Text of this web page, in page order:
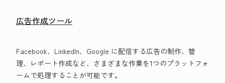
広告作成ツール
Facebook、LinkedIn、Google に配信する広告の制作、管
理、レポート作成など、さまざまな作業を1つのプラットフォ
ームで処理することが可能です。